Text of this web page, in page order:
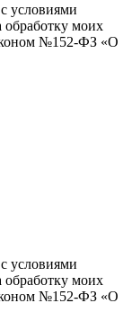
условиями
обработку моих
№152-ФЗ «О
условиями
обработку моих
№152-ФЗ «О